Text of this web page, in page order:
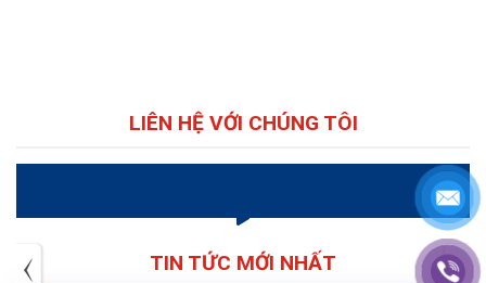
LIÊN HỆ VỚI CHÚNG TÔI
TIN TỨC MỚI NHẤT